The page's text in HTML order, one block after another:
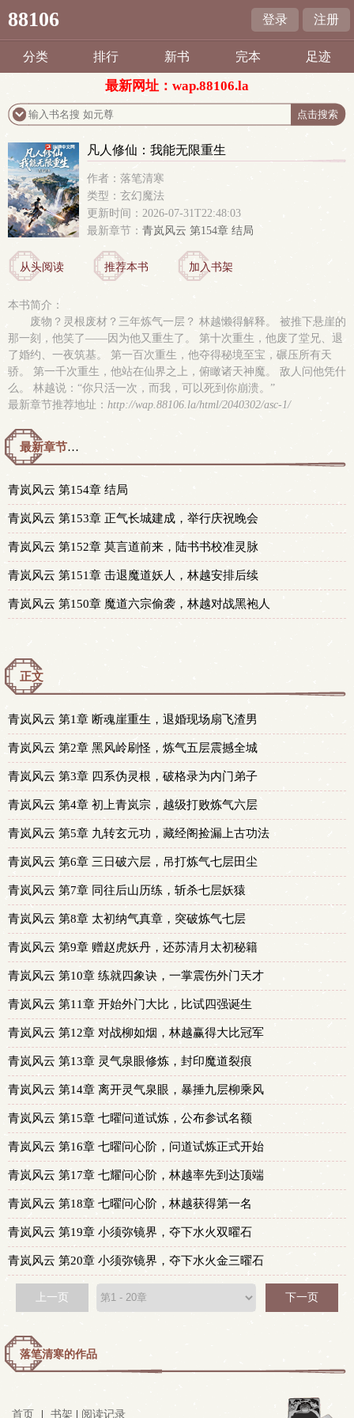
88106 登录 注册
分类 排行 新书 完本 足迹
最新网址：wap.88106.la
凡人修仙：我能无限重生
作者：落笔清寒
类型：玄幻魔法
更新时间：2026-07-31T22:48:03
最新章节： 青岚风云 第154章 结局
从头阅读 推荐本书 加入书架
本书简介：
废物？灵根废材？三年炼气一层？ 林越懒得解释。 被推下悬崖的
那一刻，他笑了——因为他又重生了。 第十次重生，他废了堂兄、退
了婚约、一夜筑基。 第一百次重生，他夺得秘境至宝，碾压所有天
骄。 第一千次重生，他站在仙界之上，俯瞰诸天神魔。 敌人问他凭什
么。 林越说：“你只活一次，而我，可以死到你崩溃。”
最新章节推荐地址： http://wap.88106.la/html/2040302/asc-1/
最新章节预览 更新时间：2026-07-31T22:48:03
青岚风云 第154章 结局
青岚风云 第153章 正气长城建成，举行庆祝晚会
青岚风云 第152章 莫言道前来，陆书书校准灵脉
青岚风云 第151章 击退魔道妖人，林越安排后续
青岚风云 第150章 魔道六宗偷袭，林越对战黑袍人
正文
青岚风云 第1章 断魂崖重生，退婚现场扇飞渣男
青岚风云 第2章 黑风岭刷怪，炼气五层震撼全城
青岚风云 第3章 四系伪灵根，破格录为内门弟子
青岚风云 第4章 初上青岚宗，越级打败炼气六层
青岚风云 第5章 九转玄元功，藏经阁捡漏上古功法
青岚风云 第6章 三日破六层，吊打炼气七层田尘
青岚风云 第7章 同往后山历练，斩杀七层妖猿
青岚风云 第8章 太初纳气真章，突破炼气七层
青岚风云 第9章 赠赵虎妖丹，还苏清月太初秘籍
青岚风云 第10章 练就四象诀，一掌震伤外门天才
青岚风云 第11章 开始外门大比，比试四强诞生
青岚风云 第12章 对战柳如烟，林越赢得大比冠军
青岚风云 第13章 灵气泉眼修炼，封印魔道裂痕
青岚风云 第14章 离开灵气泉眼，暴捶九层柳乘风
青岚风云 第15章 七曜问道试炼，公布参试名额
青岚风云 第16章 七曜问心阶，问道试炼正式开始
青岚风云 第17章 七耀问心阶，林越率先到达顶端
青岚风云 第18章 七曜问心阶，林越获得第一名
青岚风云 第19章 小须弥镜界，夺下水火双曜石
青岚风云 第20章 小须弥镜界，夺下水火金三曜石
上一页 下一页
落笔清寒的作品
首页 书架 阅读记录